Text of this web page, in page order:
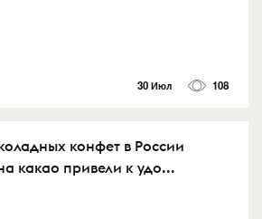
30 Июл 108
конфет в России
какао привели к удо...